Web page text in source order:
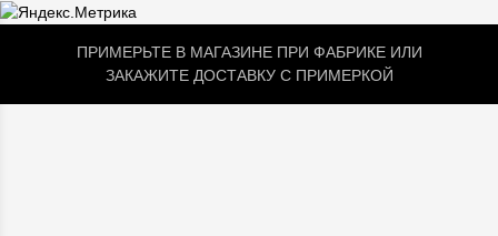
ПРИМЕРЬТЕ В МАГАЗИНЕ ПРИ ФАБРИКЕ ИЛИ
ЗАКАЖИТЕ ДОСТАВКУ С ПРИМЕРКОЙ